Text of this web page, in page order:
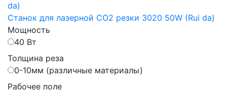
Станок для лазерной CO2 резки 3020 50W (Rui da)
Мощность
40 Вт
Толщина реза
0-10мм (различные материалы)
Рабочее поле